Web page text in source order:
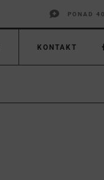
PONAD
KONTAKT